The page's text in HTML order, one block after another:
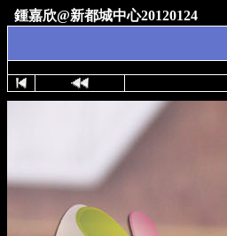
鍾嘉欣@新都城中心20120124